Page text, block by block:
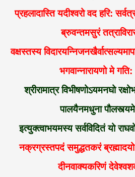
प्रहलादास्ति यदीश्वरो वद हरि:
ब्रुवन्तमसुरं
वक्षस्तस्य
भगवान्नारायणो मे
श्रीरामात्र विभीषणोऽयमनघो
पालयैनमधुना
इत्युक्त्वाभयमस्य सर्वविदितं यो
नक्रग्रस्तपदं समुद्धतकरं ब्रह्मादयो
दीनवाक्यकरिणं